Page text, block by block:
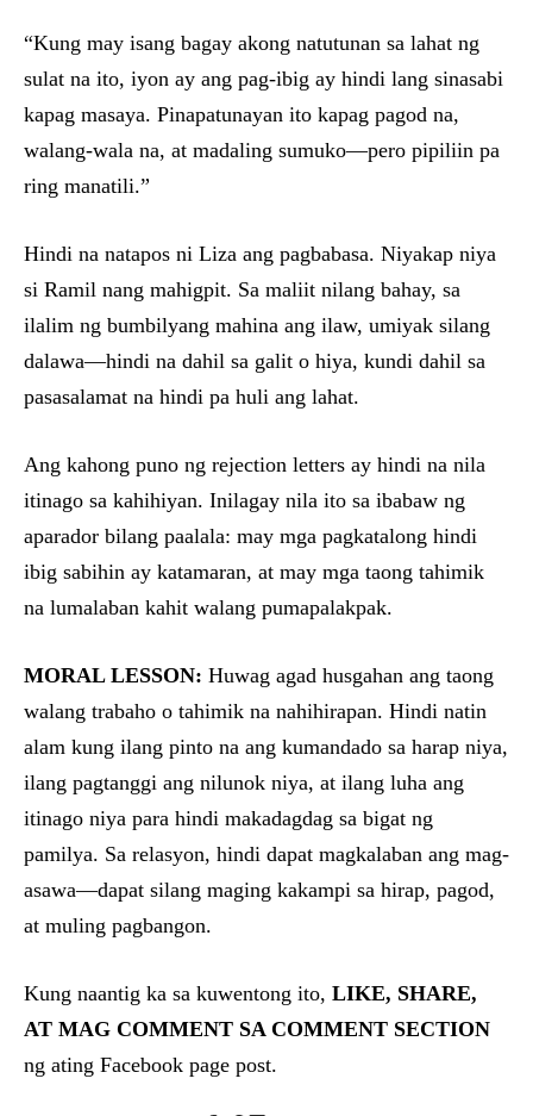
“Kung may isang bagay akong natutunan sa lahat ng
sulat na ito, iyon ay ang pag-ibig ay hindi lang sinasabi
kapag masaya. Pinapatunayan ito kapag pagod na,
walang-wala na, at madaling sumuko—pero pipiliin pa
ring manatili.”
Hindi na natapos ni Liza ang pagbabasa. Niyakap niya
si Ramil nang mahigpit. Sa maliit nilang bahay, sa
ilalim ng bumbilyang mahina ang ilaw, umiyak silang
dalawa—hindi na dahil sa galit o hiya, kundi dahil sa
pasasalamat na hindi pa huli ang lahat.
Ang kahong puno ng rejection letters ay hindi na nila
itinago sa kahihiyan. Inilagay nila ito sa ibabaw ng
aparador bilang paalala: may mga pagkatalong hindi
ibig sabihin ay katamaran, at may mga taong tahimik
na lumalaban kahit walang pumapalakpak.
MORAL LESSON: Huwag agad husgahan ang taong
walang trabaho o tahimik na nahihirapan. Hindi natin
alam kung ilang pinto na ang kumandado sa harap niya,
ilang pagtanggi ang nilunok niya, at ilang luha ang
itinago niya para hindi makadagdag sa bigat ng
pamilya. Sa relasyon, hindi dapat magkalaban ang mag-
asawa—dapat silang maging kakampi sa hirap, pagod,
at muling pagbangon.
Kung naantig ka sa kuwentong ito, LIKE, SHARE,
AT MAG COMMENT SA COMMENT SECTION
ng ating Facebook page post.